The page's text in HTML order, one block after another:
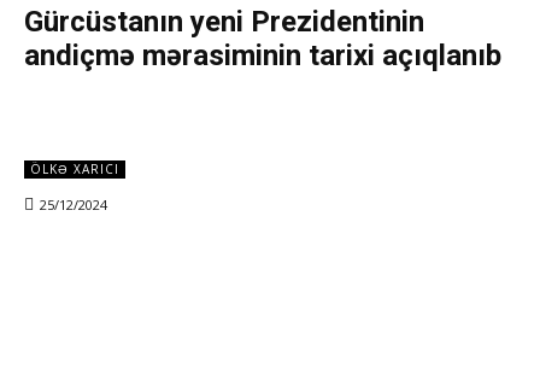
Gürcüstanın yeni Prezidentinin
andiçmə mərasiminin tarixi açıqlanıb
ÖLKƏ XARICI
25/12/2024